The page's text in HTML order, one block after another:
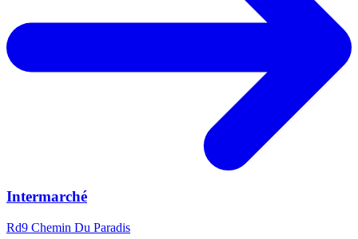
Intermarché
Rd9 Chemin Du Paradis